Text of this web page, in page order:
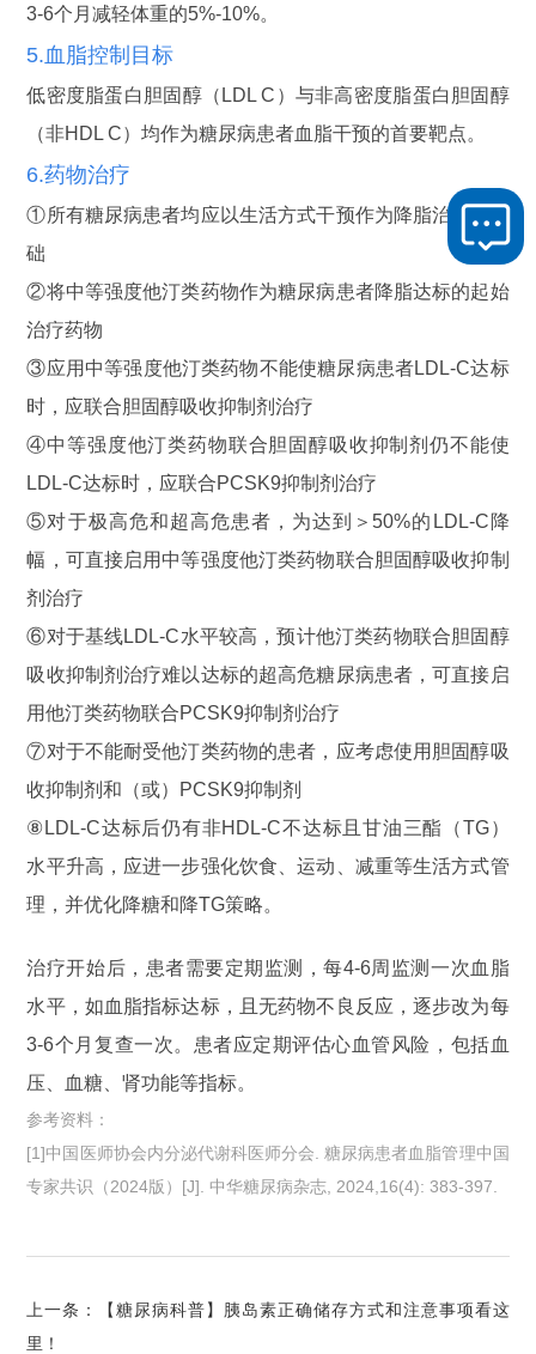
3-6个月减轻体重的5%-10%。
5.血脂控制目标
低密度脂蛋白胆固醇（LDL C）与非高密度脂蛋白胆固醇
（非HDL C）均作为糖尿病患者血脂干预的首要靶点。
6.药物治疗
①所有糖尿病患者均应以生活方式干预作为降脂治疗的基
础
②将中等强度他汀类药物作为糖尿病患者降脂达标的起始
治疗药物
③应用中等强度他汀类药物不能使糖尿病患者LDL-C达标
时，应联合胆固醇吸收抑制剂治疗
④中等强度他汀类药物联合胆固醇吸收抑制剂仍不能使
LDL-C达标时，应联合PCSK9抑制剂治疗
⑤对于极高危和超高危患者，为达到＞50%的LDL-C降
幅，可直接启用中等强度他汀类药物联合胆固醇吸收抑制
剂治疗
⑥对于基线LDL-C水平较高，预计他汀类药物联合胆固醇
吸收抑制剂治疗难以达标的超高危糖尿病患者，可直接启
用他汀类药物联合PCSK9抑制剂治疗
⑦对于不能耐受他汀类药物的患者，应考虑使用胆固醇吸
收抑制剂和（或）PCSK9抑制剂
⑧LDL-C达标后仍有非HDL-C不达标且甘油三酯（TG）
水平升高，应进一步强化饮食、运动、减重等生活方式管
理，并优化降糖和降TG策略。
治疗开始后，患者需要定期监测，每4-6周监测一次血脂
水平，如血脂指标达标，且无药物不良反应，逐步改为每
3-6个月复查一次。患者应定期评估心血管风险，包括血
压、血糖、肾功能等指标。
参考资料：
[1]中国医师协会内分泌代谢科医师分会. 糖尿病患者血脂管理中国
专家共识（2024版）[J]. 中华糖尿病杂志, 2024,16(4): 383-397.
上一条：【糖尿病科普】胰岛素正确储存方式和注意事项看这
里！